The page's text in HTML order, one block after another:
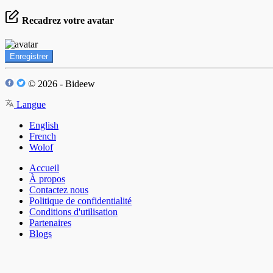
Recadrez votre avatar
Enregistrer
© 2026 - Bideew
Langue
English
French
Wolof
Accueil
À propos
Contactez nous
Politique de confidentialité
Conditions d'utilisation
Partenaires
Blogs